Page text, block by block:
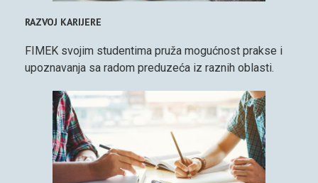
RAZVOJ KARIJERE
FIMEK svojim studentima pruža mogućnost prakse i
upoznavanja sa radom preduzeća iz raznih oblasti.